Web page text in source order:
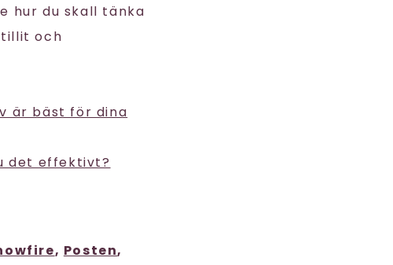
hur du skall tänka
tillit och
är bäst för dina
det effektivt?
, Posten,